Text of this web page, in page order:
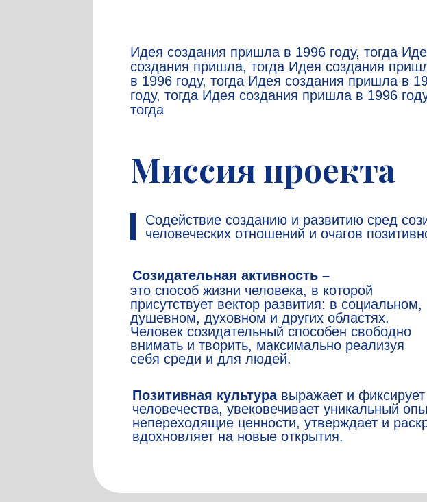
Идея создания пришла в 1996 году, тогда
создания пришла, тогда Идея создания
в 1996 году, тогда Идея создания пришла в
году, тогда Идея создания пришла в 1996
тогда
это способ жизни человека, в которой
присутствует вектор развития: в социальном,
душевном, духовном и других областях.
Человек созидательный способен свободно
внимать и творить, максимально реализуя
себя среди и для людей.
Созидательная активность –
Содействие созданию и развитию сред
человеческих отношений и очагов
Позитивная культуравыражает и
человечества, увековечивает уникальный
непереходящие ценности, утверждает и
вдохновляет на новые открытия.
Миссия проекта